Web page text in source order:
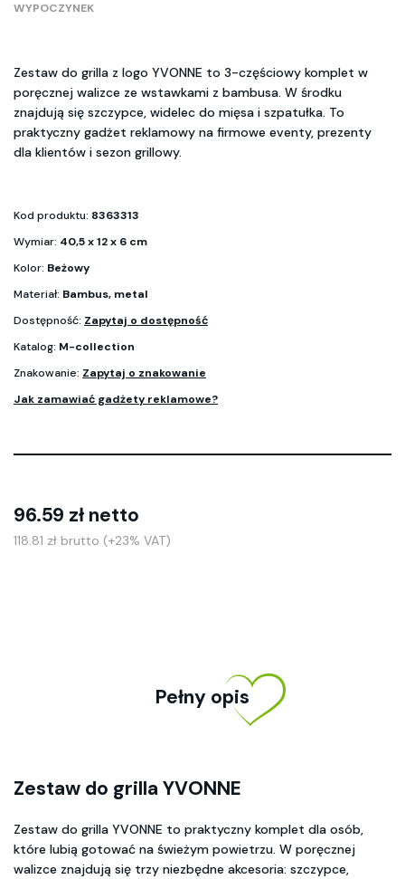
WYPOCZYNEK
Zestaw do grilla z logo YVONNE to 3-częściowy komplet w
poręcznej walizce ze wstawkami z bambusa. W środku
znajdują się szczypce, widelec do mięsa i szpatułka. To
praktyczny gadżet reklamowy na firmowe eventy, prezenty
dla klientów i sezon grillowy.
Kod produktu: 8363313
Wymiar: 40,5 x 12 x 6 cm
Kolor: Beżowy
Materiał: Bambus, metal
Dostępność: Zapytaj o dostępność
Katalog: M-collection
Znakowanie: Zapytaj o znakowanie
Jak zamawiać gadżety reklamowe?
96.59 zł netto
118.81 zł brutto (+23% VAT)
Pełny opis
Zestaw do grilla YVONNE
Zestaw do grilla YVONNE to praktyczny komplet dla osób,
które lubią gotować na świeżym powietrzu. W poręcznej
walizce znajdują się trzy niezbędne akcesoria: szczypce,